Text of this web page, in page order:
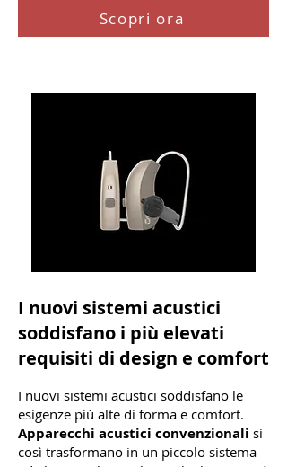
Scopri ora
I nuovi sistemi acustici
soddisfano i più elevati
requisiti di design e comfort
I nuovi sistemi acustici soddisfano le
esigenze più alte di forma e comfort.
Apparecchi acustici convenzionali si
così trasformano in un piccolo sistema